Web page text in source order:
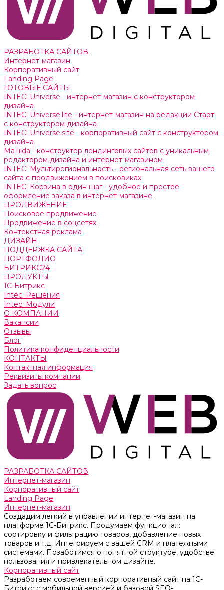
РАЗРАБОТКА САЙТОВ
Интернет-магазин
Корпоративный сайт
Landing Page
ГОТОВЫЕ САЙТЫ
INTEC: Universe - интернет-магазин с конструктором
дизайна
INTEC: Universe.lite - интернет-магазин на редакции Старт
с конструктором дизайна
INTEC: Universe.site - корпоративный сайт с конструктором
дизайна
MaTilda - конструктор лендинговых сайтов с уникальным
редактором дизайна и интернет-магазином
INTEC: Мультирегиональность - региональная сеть вашего
сайта с продвижением в поисковиках
INTEC: Корзина в один шаг - удобное и простое
оформление заказа в интернет-магазине
ПРОДВИЖЕНИЕ
Поисковое продвижение
Продвижение в соцсетях
Контекстная реклама
ДИЗАЙН
ПОДДЕРЖКА САЙТА
ПОРТФОЛИО
БИТРИКС24
ПРОДУКТЫ
1С-Битрикс
Intec. Решения
Intec. Модули
О КОМПАНИИ
Вакансии
Отзывы
Блог
Политика конфиденциальности
КОНТАКТЫ
Контактная информация
Реквизиты компании
Задать вопрос
РАЗРАБОТКА САЙТОВ
Интернет-магазин
Корпоративный сайт
Landing Page
Интернет-магазин
Создадим легкий в управлении интернет-магазин на
платформе 1С-Битрикс. Продумаем функционал:
сортировку и фильтрацию товаров, добавление новых
товаров и т.д. Интегрируем с вашей CRM и платежными
системами. Позаботимся о понятной структуре, удобстве
пользования и привлекательном дизайне.
Корпоративный сайт
Разработаем современный корпоративный сайт на 1С-